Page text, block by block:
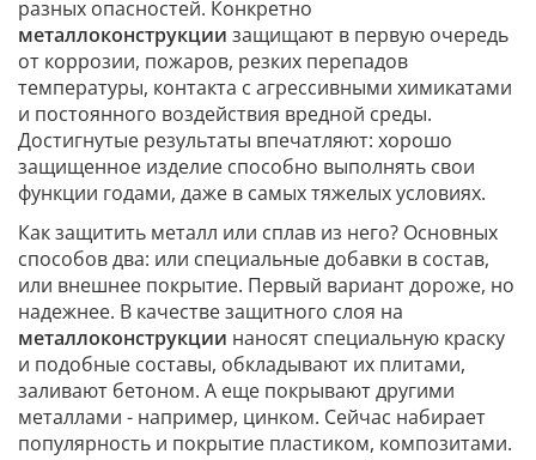
разных опасностей. Конкретно
металлоконструкции защищают в первую очередь
от коррозии, пожаров, резких перепадов
температуры, контакта с агрессивными химикатами
и постоянного воздействия вредной среды.
Достигнутые результаты впечатляют: хорошо
защищенное изделие способно выполнять свои
функции годами, даже в самых тяжелых условиях.
Как защитить металл или сплав из него? Основных
способов два: или специальные добавки в состав,
или внешнее покрытие. Первый вариант дороже, но
надежнее. В качестве защитного слоя на
металлоконструкции наносят специальную краску
и подобные составы, обкладывают их плитами,
заливают бетоном. А еще покрывают другими
металлами - например, цинком. Сейчас набирает
популярность и покрытие пластиком, композитами.